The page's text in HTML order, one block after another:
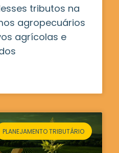
tributos na
agropecuários
agrícolas e
PLANEJAMENTO TRIBUTÁRIO